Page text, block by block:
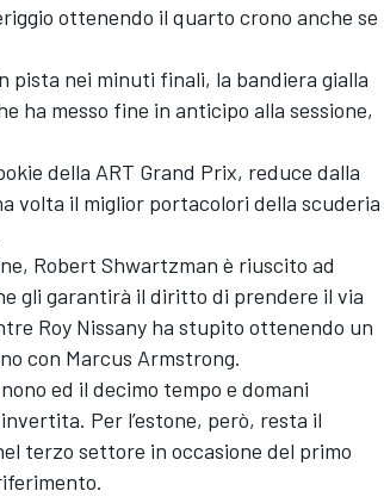
ottenendo il quarto crono anche se
pista nei minuti finali, la bandiera gialla
ha messo fine in anticipo alla sessione,
della ART Grand Prix, reduce dalla
volta il miglior portacolori della scuderia
Robert Shwartzman è riuscito ad
gli garantirà il diritto di prendere il via
Roy Nissany ha stupito ottenendo un
con Marcus Armstrong.
ed il decimo tempo e domani
Per l’estone, però, resta il
terzo settore in occasione del primo